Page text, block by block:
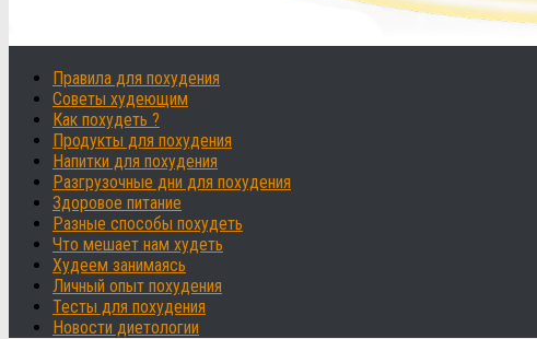
Правила для похудения
Советы худеющим
Как похудеть ?
Продукты для похудения
Напитки для похудения
Разгрузочные дни для похудения
Здоровое питание
Разные способы похудеть
Что мешает нам худеть
Худеем занимаясь
Личный опыт похудения
Тесты для похудения
Новости диетологии